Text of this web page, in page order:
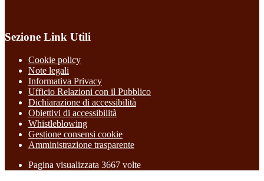
Sezione Link Utili
Cookie policy
Note legali
Informativa Privacy
Ufficio Relazioni con il Pubblico
Dichiarazione di accessibilità
Obiettivi di accessibilità
Whistleblowing
Gestione consensi cookie
Amministrazione trasparente
Pagina visualizzata 3667 volte